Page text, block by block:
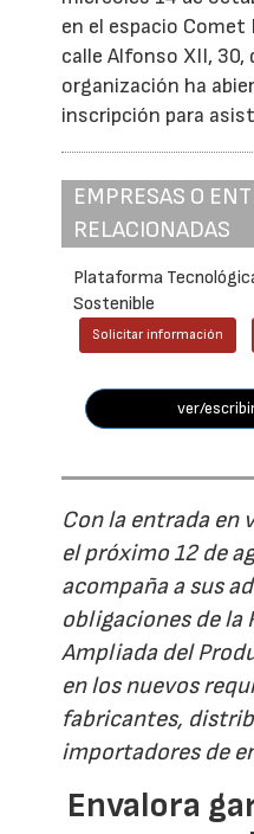
en el espacio
calle Alfonso XII, 30,
organización ha
inscripción para
EMPRESAS O
RELACIONADAS
Plataforma
Sostenible
Solicitar información
ver/
Con la entrada en
el próximo 12 de
acompaña a sus
obligaciones de la
Ampliada del
en los nuevos
fabricantes,
importadores de
Envalora